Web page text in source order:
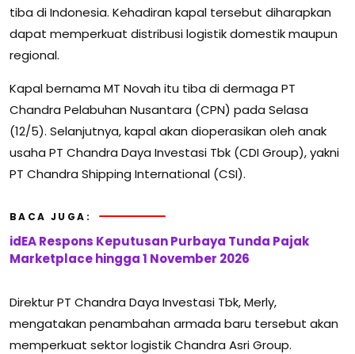
tiba di Indonesia. Kehadiran kapal tersebut diharapkan
dapat memperkuat distribusi logistik domestik maupun
regional.
Kapal bernama MT Novah itu tiba di dermaga PT
Chandra Pelabuhan Nusantara (CPN) pada Selasa
(12/5). Selanjutnya, kapal akan dioperasikan oleh anak
usaha PT Chandra Daya Investasi Tbk (CDI Group), yakni
PT Chandra Shipping International (CSI).
BACA JUGA:
idEA Respons Keputusan Purbaya Tunda Pajak
Marketplace hingga 1 November 2026
Direktur PT Chandra Daya Investasi Tbk, Merly,
mengatakan penambahan armada baru tersebut akan
memperkuat sektor logistik Chandra Asri Group.